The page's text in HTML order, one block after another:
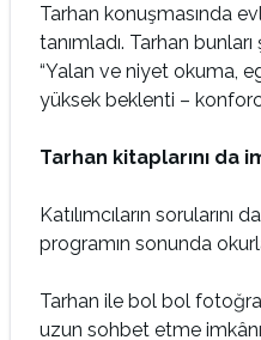
Tarhan konuşmasında
tanımladı. Tarhan bunları
“Yalan ve niyet okuma,
yüksek beklenti –
Tarhan kitaplarını da
Katılımcıların sorularını
programın sonunda
Tarhan ile bol bol
uzun sohbet etme